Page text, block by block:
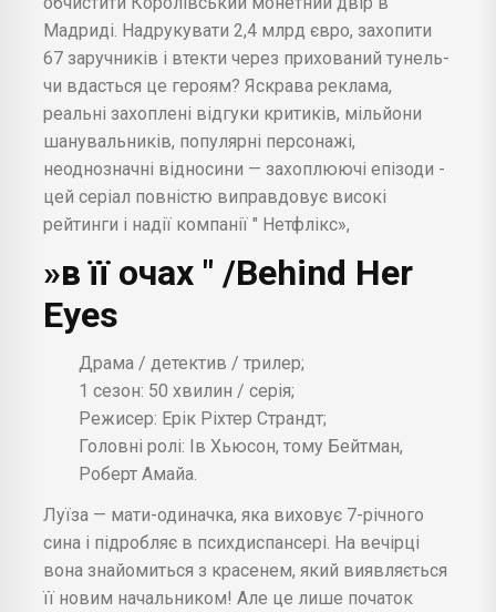
Мадриді. Надрукувати 2,4 млрд євро, захопити
67 заручників і втекти через прихований тунель-
чи вдасться це героям? Яскрава реклама,
реальні захоплені відгуки критиків, мільйони
шанувальників, популярні персонажі,
неоднозначні відносини — захоплюючі епізоди -
цей серіал повністю виправдовує високі
рейтинги і надії компанії " Нетфлікс»,
»в її очах " /Behind Her
Eyes
Драма / детектив / трилер;
1 сезон: 50 хвилин / серія;
Режисер: Ерік Ріхтер Страндт;
Головні ролі: Ів Хьюсон, тому Бейтман,
Роберт Амайа.
Луїза — мати-одиначка, яка виховує 7-річного
сина і підробляє в психдиспансері. На вечірці
вона знайомиться з красенем, який виявляється
її новим начальником! Але це лише початок